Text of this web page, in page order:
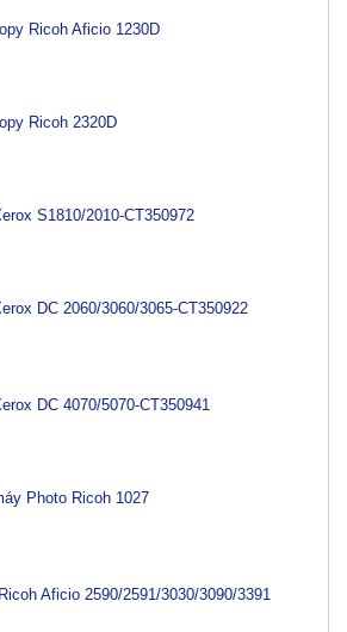
Ricoh Aficio 1230D
Ricoh 2320D
S1810/2010-CT350972
DC 2060/3060/3065-CT350922
DC 4070/5070-CT350941
Photo Ricoh 1027
Aficio 2590/2591/3030/3090/3391